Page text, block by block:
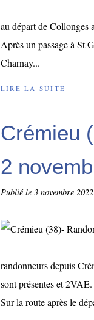
au départ de Collonges
Après un passage à St
Charnay...
LIRE LA SUITE
Crémieu
2
Publié le 3 novembre 2022
randonneurs depuis
sont présentes et
Sur la route après le